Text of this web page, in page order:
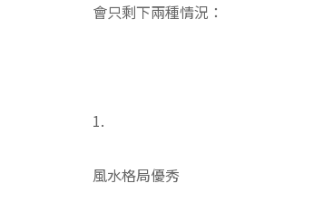
會只剩下兩種情況：
1.
風水格局優秀